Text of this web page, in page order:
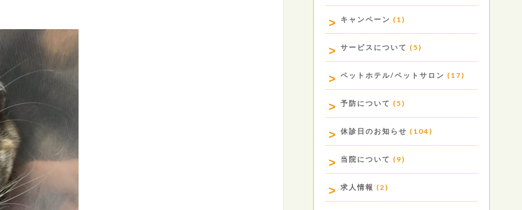
キャンペーン (1)
サービスについて (5)
ペットホテル/ペットサロン (17)
予防について (5)
休診日のお知らせ (104)
当院について (9)
求人情報 (2)